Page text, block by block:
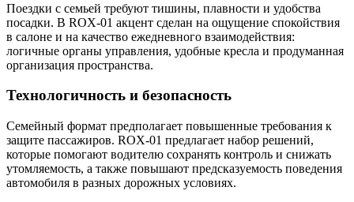
Поездки с семьей требуют тишины, плавности и удобства
посадки. В ROX-01 акцент сделан на ощущение спокойствия
в салоне и на качество ежедневного взаимодействия:
логичные органы управления, удобные кресла и продуманная
организация пространства.
Технологичность и безопасность
Семейный формат предполагает повышенные требования к
защите пассажиров. ROX-01 предлагает набор решений,
которые помогают водителю сохранять контроль и снижать
утомляемость, а также повышают предсказуемость поведения
автомобиля в разных дорожных условиях.